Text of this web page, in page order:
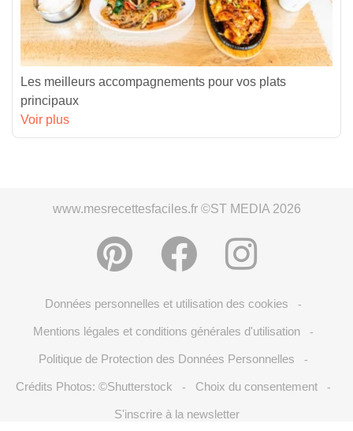
Les meilleurs accompagnements pour vos plats
principaux
Voir plus
www.mesrecettesfaciles.fr ©ST MEDIA 2026
Données personnelles et utilisation des cookies -
Mentions légales et conditions générales d'utilisation -
Politique de Protection des Données Personnelles -
Crédits Photos: ©Shutterstock - Choix du consentement -
S'inscrire à la newsletter